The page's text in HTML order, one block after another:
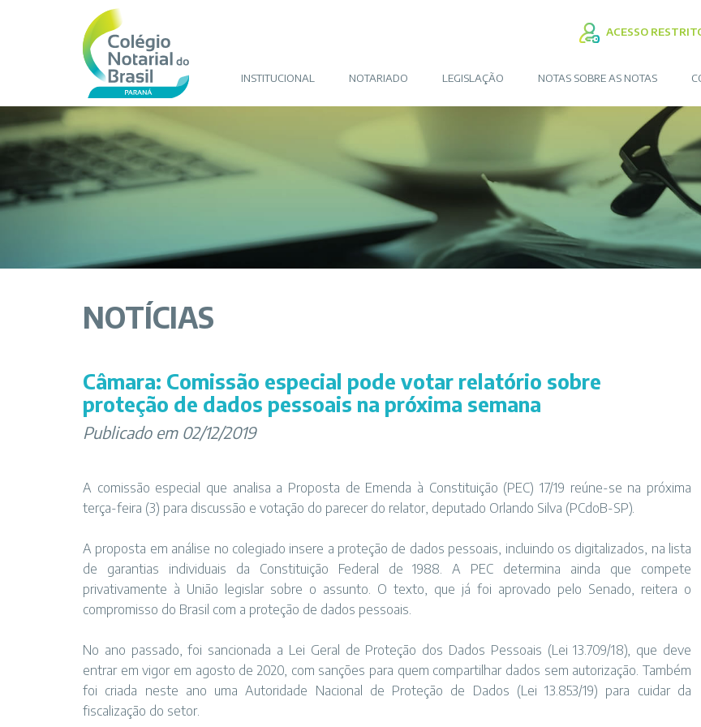
ACESSO
INSTITUCIONAL NOTARIADO LEGISLAÇÃO NOTAS SOBRE AS NOTAS
NOTÍCIAS
Câmara: Comissão especial pode votar relatório sobre
proteção de dados pessoais na próxima semana
Publicado em 02/12/2019
A comissão especial que analisa a Proposta de Emenda à Constituição (PEC) 17/19 reúne-se na próxima
terça-feira (3) para discussão e votação do parecer do relator, deputado Orlando Silva (PCdoB-SP).
A proposta em análise no colegiado insere a proteção de dados pessoais, incluindo os digitalizados, na lista
de garantias individuais da Constituição Federal de 1988. A PEC determina ainda que compete
privativamente à União legislar sobre o assunto. O texto, que já foi aprovado pelo Senado, reitera o
compromisso do Brasil com a proteção de dados pessoais.
No ano passado, foi sancionada a Lei Geral de Proteção dos Dados Pessoais (Lei 13.709/18), que deve
entrar em vigor em agosto de 2020, com sanções para quem compartilhar dados sem autorização. Também
foi criada neste ano uma Autoridade Nacional de Proteção de Dados (Lei 13.853/19) para cuidar da
fiscalização do setor.